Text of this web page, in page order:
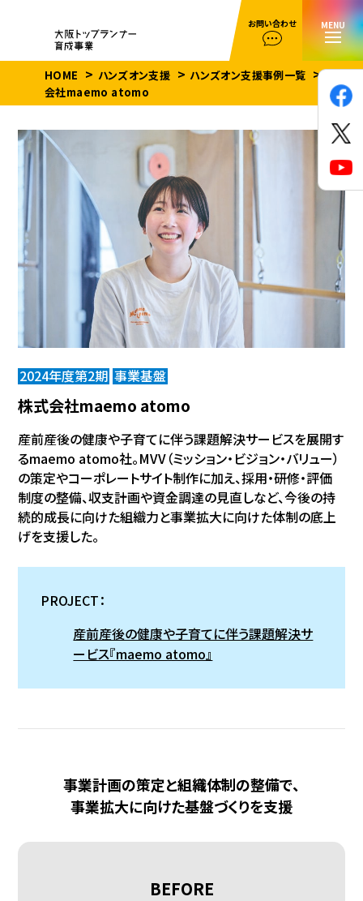
お問い合わせ MENU
HOME ハンズオン支援 ハンズオン支援事例一覧
株式
会社maemo atomo
2024年度第2期 事業基盤
株式会社maemo atomo
産前産後の健康や子育てに伴う課題解決サービスを展開す
るmaemo atomo社。MVV（ミッション・ビジョン・バリュー）
の策定やコーポレートサイト制作に加え、採用・研修・評価
制度の整備、収支計画や資金調達の見直しなど、今後の持
続的成長に向けた組織力と事業拡大に向けた体制の底上
げを支援した。
PROJECT：
産前産後の健康や子育てに伴う課題解決サ
ービス『maemo atomo』
事業計画の策定と組織体制の整備で、
事業拡大に向けた基盤づくりを支援
BEFORE